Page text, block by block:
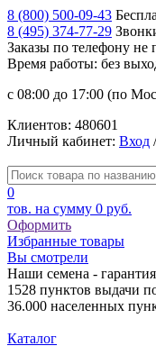
8 (800) 500-09-43
8 (495) 374-77-29
Заказы по телефону не
Время работы: без
с 08:00 до 17:00 (по
Клиентов: 480601
Личный кабинет: Вход
0
тов. на сумму 0 руб.
Оформить
Избранные товары
Вы смотрели
Наши семена -
1528 пунктов выдачи
36.000 населенных
Каталог